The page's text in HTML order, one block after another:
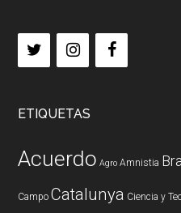
ETIQUETAS
Acuerdo Agro Amnistia
Campo Catalunya Ciencia y